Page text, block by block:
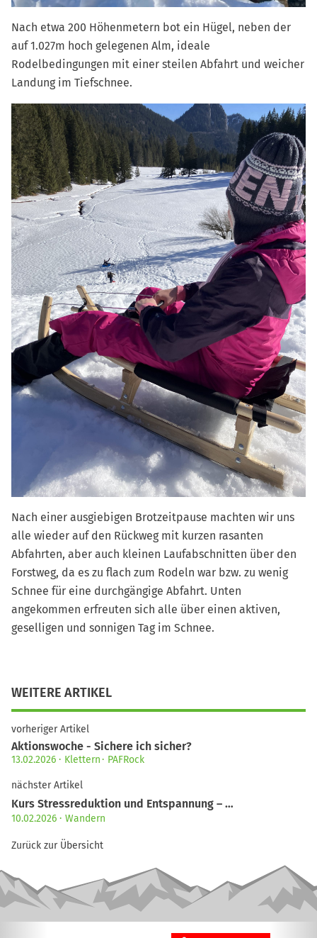
Nach etwa 200 Höhenmetern bot ein Hügel, neben der
auf 1.027m hoch gelegenen Alm, ideale
Rodelbedingungen mit einer steilen Abfahrt und weicher
Landung im Tiefschnee.
Nach einer ausgiebigen Brotzeitpause machten wir uns
alle wieder auf den Rückweg mit kurzen rasanten
Abfahrten, aber auch kleinen Laufabschnitten über den
Forstweg, da es zu flach zum Rodeln war bzw. zu wenig
Schnee für eine durchgängige Abfahrt. Unten
angekommen erfreuten sich alle über einen aktiven,
geselligen und sonnigen Tag im Schnee.
WEITERE ARTIKEL
vorheriger Artikel
Aktionswoche - Sichere ich sicher?
13.02.2026 Klettern PAFRock
nächster Artikel
Kurs Stressreduktion und Entspannung – …
10.02.2026 Wandern
Zurück zur Übersicht